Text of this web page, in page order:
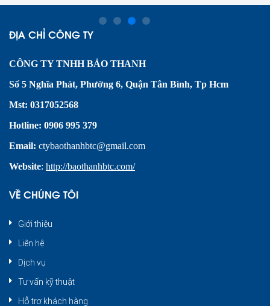
1234
ĐỊA CHỈ CÔNG TY
CÔNG TY TNHH BẢO THANH
Số 5 Nghĩa Phát, Phường 6, Quận Tân Bình, Tp Hcm
Mst: 0317052568
Hotline: 0906 995 379
Email: ctybaothanhbtc@gmail.com
Website: http://baothanhbtc.com/
VỀ CHÚNG TÔI
Giới thiệu
Liên hệ
Dịch vụ
Tư vấn kỹ thuật
Hỗ trợ khách hàng